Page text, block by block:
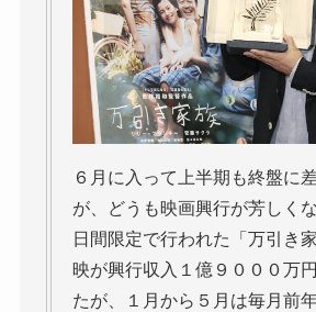
６月に入って上半期も終盤に
が、どうも映画興行が芳しく
日間限定で行われた「万引き
映が興行収入１億９０００万
たが、１月から５月は毎月前